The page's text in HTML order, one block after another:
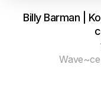
Billy Barman |